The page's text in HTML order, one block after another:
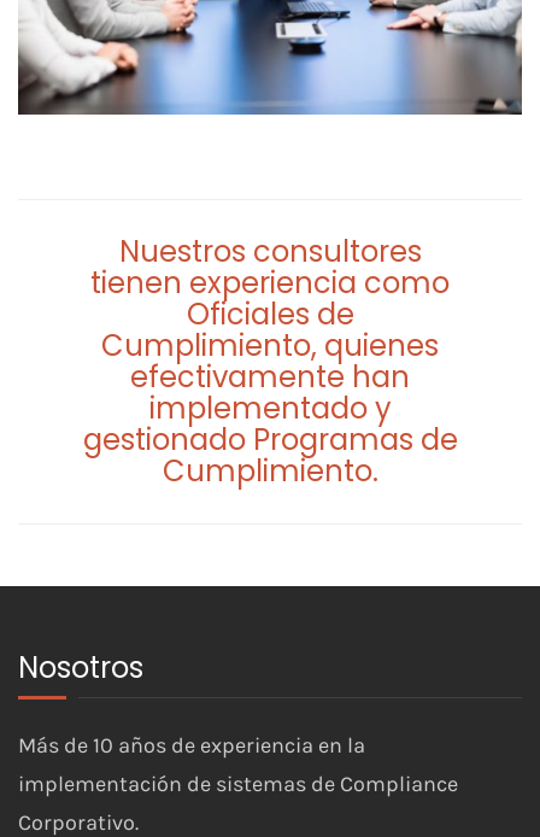
Nuestros consultores
tienen experiencia como
Oficiales de
Cumplimiento, quienes
efectivamente han
implementado y
gestionado Programas de
Cumplimiento.
Nosotros
Más de 10 años de experiencia en la
implementación de sistemas de Compliance
Corporativo.